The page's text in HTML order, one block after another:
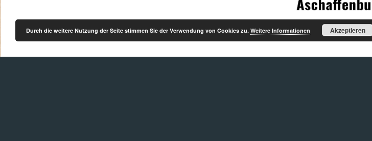
Durch die weitere Nutzung der Seite stimmen Sie der Verwendung von Cookies zu. Weitere Informationen Akzeptieren